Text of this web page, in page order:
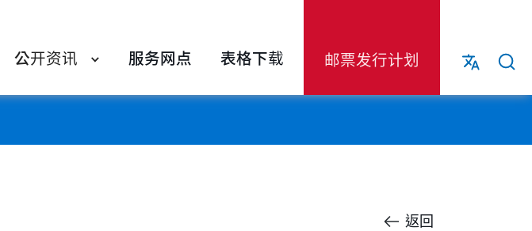
公开资讯 服务网点 表格下载 邮票发行计划
返回